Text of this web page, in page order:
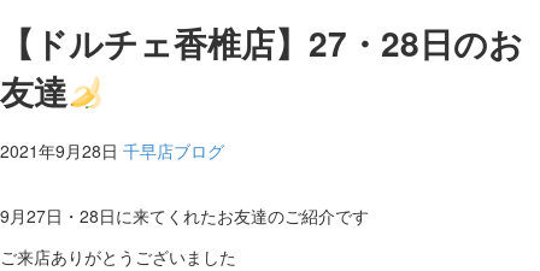
チ
ェ
（福
岡
県
【ドルチェ香椎店】27・28日のお
友達
2021年9月28日 千早店ブログ
9月27日・28日に来てくれたお友達のご紹介です
ご来店ありがとうございました